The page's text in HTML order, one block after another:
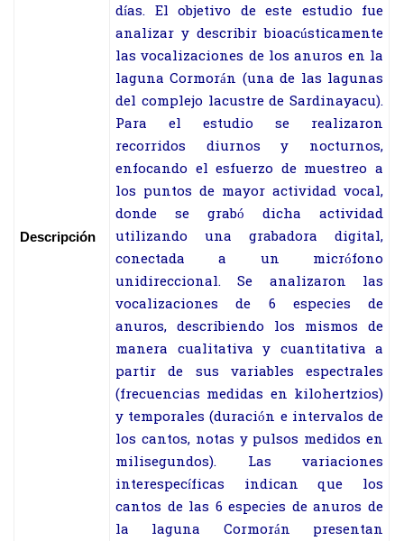
Descripción
días. El objetivo de este estudio fue
analizar y describir bioacústicamente
las vocalizaciones de los anuros en la
laguna Cormorán (una de las lagunas
del complejo lacustre de Sardinayacu).
Para el estudio se realizaron
recorridos diurnos y nocturnos,
enfocando el esfuerzo de muestreo a
los puntos de mayor actividad vocal,
donde se grabó dicha actividad
utilizando una grabadora digital,
conectada a un micrófono
unidireccional. Se analizaron las
vocalizaciones de 6 especies de
anuros, describiendo los mismos de
manera cualitativa y cuantitativa a
partir de sus variables espectrales
(frecuencias medidas en kilohertzios)
y temporales (duración e intervalos de
los cantos, notas y pulsos medidos en
milisegundos). Las variaciones
interespecíficas indican que los
cantos de las 6 especies de anuros de
la laguna Cormorán presentan